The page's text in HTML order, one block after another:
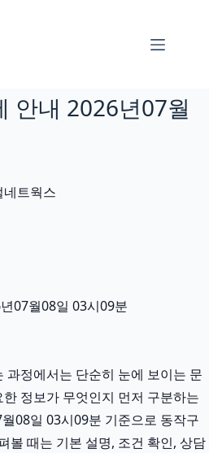
안내 2026년07월
트웍스
07월08일 03시09분
과정에서는 단순히 눈에 보이는 문
정보가 무엇인지 먼저 구분하는
08일 03시09분 기준으로 동작구
볼 때는 기본 설명, 조건 확인, 상담